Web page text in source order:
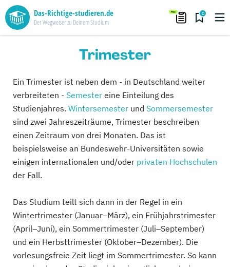
Das-Richtige-studieren.de
Der Wegweiser zu Deinem Studium
0
Trimester
Ein Trimester ist neben dem - in Deutschland weiter
verbreiteten - Semester eine Einteilung des
Studienjahres. Wintersemester und Sommersemester
sind zwei Jahreszeiträume, Trimester beschreiben
einen Zeitraum von drei Monaten. Das ist
beispielsweise an Bundeswehr-Universitäten sowie
einigen internationalen und/oder privaten Hochschulen
der Fall.
Das Studium teilt sich dann in der Regel in ein
Wintertrimester (Januar–März), ein Frühjahrstrimester
(April–Juni), ein Sommertrimester (Juli–September)
und ein Herbsttrimester (Oktober–Dezember). Die
vorlesungsfreie Zeit liegt im Sommertrimester. So kann